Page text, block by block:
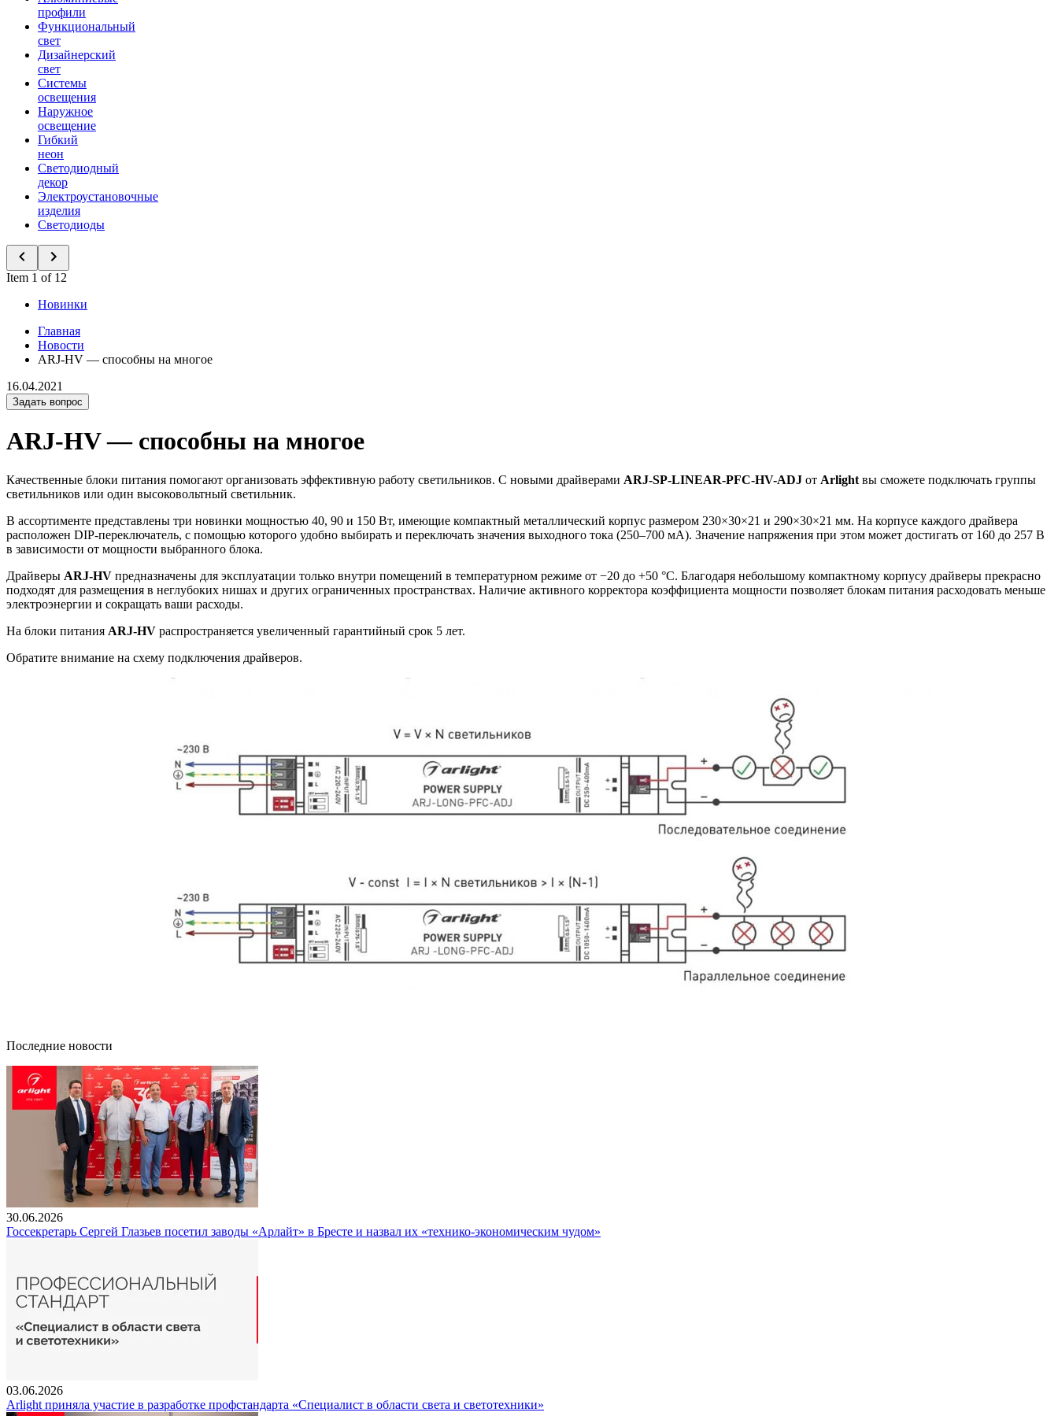
профили
Функциональный
свет
Дизайнерский
свет
Системы
освещения
Наружное
освещение
Гибкий
неон
Светодиодный
декор
Электроустановочные
изделия
Светодиоды
Item 1 of 12
Новинки
Главная
Новости
ARJ-HV — способны на многое
16.04.2021
Задать вопрос
ARJ-HV — способны на многое
Качественные блоки питания помогают организовать эффективную работу светильников. С новыми драйверами ARJ-SP-LINEAR-PFC-HV-ADJ от Arlight вы сможете подключать группы
светильников или один высоковольтный светильник.
В ассортименте представлены три новинки мощностью 40, 90 и 150 Вт, имеющие компактный металлический корпус размером 230×30×21 и 290×30×21 мм. На корпусе каждого драйвера
расположен DIP-переключатель, с помощью которого удобно выбирать и переключать значения выходного тока (250–700 мА). Значение напряжения при этом может достигать от 160 до 257 В
в зависимости от мощности выбранного блока.
Драйверы ARJ-HV предназначены для эксплуатации только внутри помещений в температурном режиме от −20 до +50 °С. Благодаря небольшому компактному корпусу драйверы прекрасно
подходят для размещения в неглубоких нишах и других ограниченных пространствах. Наличие активного корректора коэффициента мощности позволяет блокам питания расходовать меньше
электроэнергии и сокращать ваши расходы.
На блоки питания ARJ-HV распространяется увеличенный гарантийный срок 5 лет.
Обратите внимание на схему подключения драйверов.
Последние новости
30.06.2026
Госсекретарь Сергей Глазьев посетил заводы «Арлайт» в Бресте и назвал их «технико-экономическим чудом»
03.06.2026
Arlight приняла участие в разработке профстандарта «Специалист в области света и светотехники»